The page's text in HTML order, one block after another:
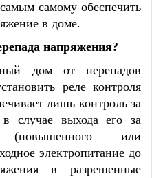
самому обеспечить
в доме.
напряжения?
дом от перепадов
реле контроля
лишь контроль за
случае выхода его за
(повышенного или
электропитание до
в разрешенные